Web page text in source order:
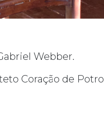
Webber.
Coração de Potro